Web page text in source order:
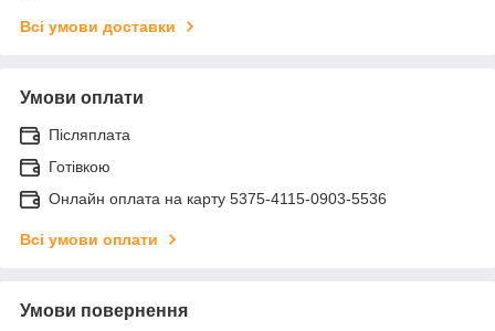
Всі умови доставки
Умови оплати
Післяплата
Готівкою
Онлайн оплата на карту 5375-4115-0903-5536
Всі умови оплати
Умови повернення